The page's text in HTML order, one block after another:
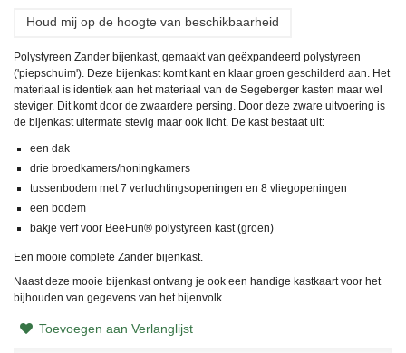
Houd mij op de hoogte van beschikbaarheid
Polystyreen Zander bijenkast, gemaakt van geëxpandeerd polystyreen
('piepschuim'). Deze bijenkast komt kant en klaar groen geschilderd aan. Het
materiaal is identiek aan het materiaal van de Segeberger kasten maar wel
steviger. Dit komt door de zwaardere persing. Door deze zware uitvoering is
de bijenkast uitermate stevig maar ook licht. De kast bestaat uit:
een dak
drie broedkamers/honingkamers
tussenbodem met 7 verluchtingsopeningen en 8 vliegopeningen
een bodem
bakje verf voor BeeFun® polystyreen kast (groen)
Een mooie complete Zander bijenkast.
Naast deze mooie bijenkast ontvang je ook een handige kastkaart voor het
bijhouden van gegevens van het bijenvolk.
Toevoegen aan Verlanglijst